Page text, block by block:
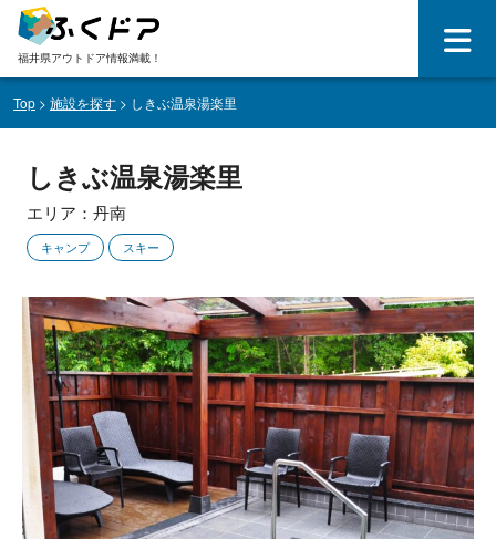
福井県アウトドア情報満載！
Top > 施設を探す > しきぶ温泉湯楽里
しきぶ温泉湯楽里
エリア：丹南
キャンプ スキー